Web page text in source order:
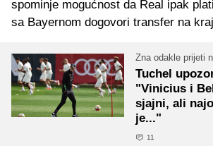
spominje mogućnost da Real ipak
sa Bayernom dogovori transfer na
Zna odakle prijeti
Tuchel
"Vinicius i
sjajni, ali
je..."
11